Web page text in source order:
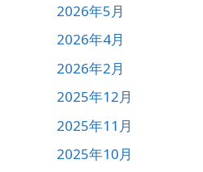
2026年5月
2026年4月
2026年2月
2025年12月
2025年11月
2025年10月